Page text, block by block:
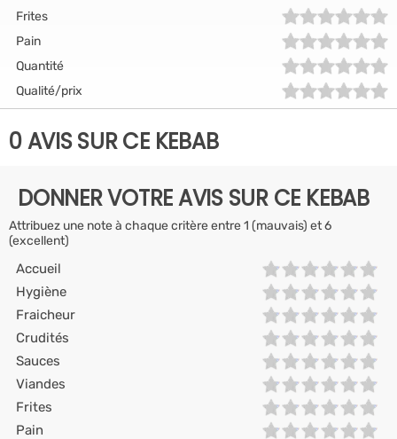
Frites
Pain
Quantité
Qualité/prix
0 AVIS SUR CE KEBAB
DONNER VOTRE AVIS SUR CE KEBAB
Attribuez une note à chaque critère entre 1 (mauvais) et 6
(excellent)
Accueil
Hygiène
Fraicheur
Crudités
Sauces
Viandes
Frites
Pain